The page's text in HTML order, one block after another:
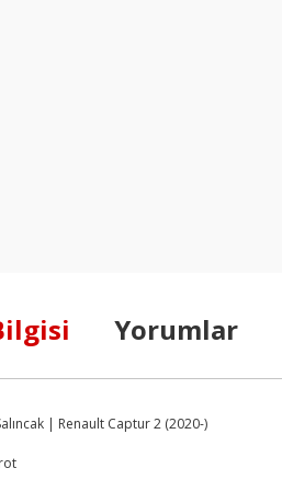
Yorumlar
| Renault Captur 2 (2020-)